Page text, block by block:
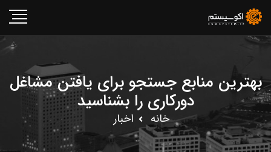
بهترین منابع جستجو برای یافتن مشاغل
دورکاری را بشناسید
خانه اخبار